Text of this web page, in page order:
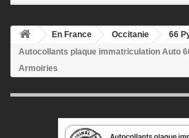
En France Occitanie 66
Autocollants plaque immatriculation Auto
Armoiries